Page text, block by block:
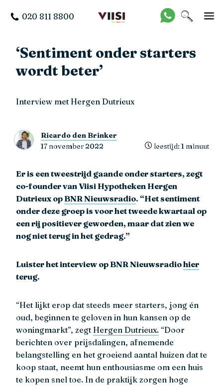
020 811 8800
‘Sentiment onder starters
wordt beter’
Interview met Hergen Dutrieux
Ricardo den Brinker
17 november 2022
leestijd: 1 minuut
Er is een tweestrijd gaande onder starters, zegt
co-founder van Viisi Hypotheken Hergen
Dutrieux op BNR Nieuwsradio. “Het sentiment
onder deze groep is voor het tweede kwartaal op
een rij positiever geworden, maar dat zien we
nog niet terug in het gedrag.”
Luister het interview op BNR Nieuwsradiohier
terug.
“Het lijkt erop dat steeds meer starters, jong én
oud, beginnen te geloven in hun kansen op de
woningmarkt”, zegt Hergen Dutrieux. “Door
berichten over prijsdalingen, afnemende
belangstelling en het groeiend aantal huizen dat te
koop staat, neemt hun enthousiasme om een huis
te kopen snel toe. In de praktijk zorgen hoge